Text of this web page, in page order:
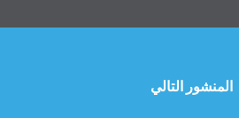
حفلتك
المنشور التالي